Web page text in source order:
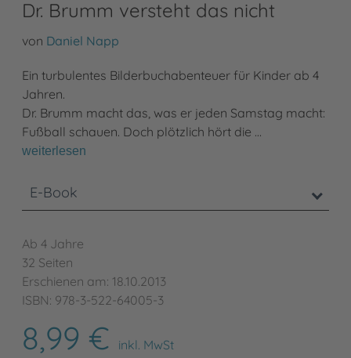
Dr. Brumm versteht das nicht
von Daniel Napp
Ein turbulentes Bilderbuchabenteuer für Kinder ab 4
Jahren.
Dr. Brumm macht das, was er jeden Samstag macht:
Fußball schauen. Doch plötzlich hört die …
weiterlesen
E-Book
Ab 4 Jahre
32 Seiten
Erschienen am: 18.10.2013
ISBN: 978-3-522-64005-3
8,99 € inkl. MwSt